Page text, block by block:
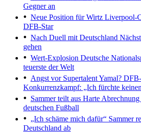
Gegner an
Neue Position für Wirtz Liverpool-
DFB-Star
Nach Duell mit Deutschland
gehen
Wert-Explosion Deutsche
teuerste der Welt
Angst vor Supertalent Yamal?
Konkurrenzkampf: „Ich fürchte
Sammer teilt aus Harte
deutschen Fußball
„Ich schäme mich dafür“ Sammer
Deutschland ab